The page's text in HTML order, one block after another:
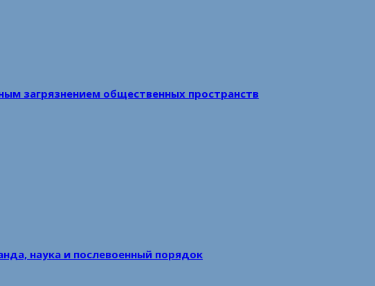
загрязнением общественных пространств
наука и послевоенный порядок